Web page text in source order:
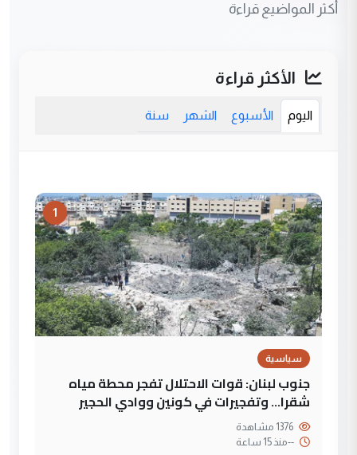
أكثر المواضيع قراءة
الأكثر قراءة
اليوم الأسبوع الشهر سنة
1
سياسية
جنوب لبنان: قوات الاحتلال تفجر محطة مياه
شقرا… وتفجيرات في كونين ووادي الحجير
--منذ 15 ساعة